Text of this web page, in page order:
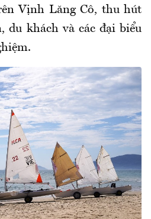
Vịnh Lăng Cô, thu hút
du khách và các đại biểu